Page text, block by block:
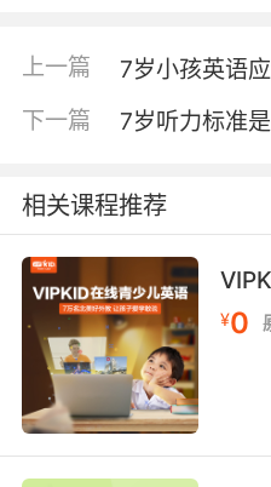
是否将音量调得特别高
困惑或反应迟钝？ 在学
课注意力不集中，回答
些孩子因听不清指令，
语言发展是重要观察点
模仿发音，而听力有障
清、词汇量增长缓慢、
果孩子7岁仍有许多音
专业检查与诊断流程 就
业评估。 纯音测听是
不同频率和强度的声
损失的程度和类型。有
损，不易在日常中被发
上一篇 7岁小孩英语
下一篇 7岁听力标准
相关课程推荐
¥0